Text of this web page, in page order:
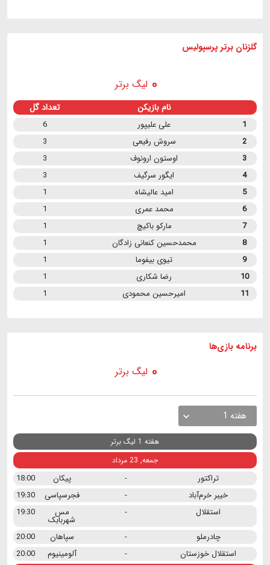
گلزنان برتر پرسپولیس
لیگ برتر
نام بازیکن تعداد گل
1 علی علیپور
6
2
سروش رفیعی
3
3
اوستون ارونوف
3
4
ایگور سرگیف
3
5
امید عالیشاه
1
6
محمد عمری
1
7
مارکو باکیچ
1
8
محمدحسین کنعانی زادگان
1
9
تیوی بیفوما
1
10
رضا شکاری
1
11
امیرحسین محمودی 1
برنامه بازی ها
لیگ برتر
هفته 1
هفته 1 لیگ برتر
جمعه, 23 مرداد
تراکتور - پیکان
18:00
خیبر خرم‌آباد
- فجرسپاسی
19:30
استقلال
- مس
شهربابک
19:30
چادرملو
- سپاهان
20:00
استقلال خوزستان
- آلومینیوم 20:00